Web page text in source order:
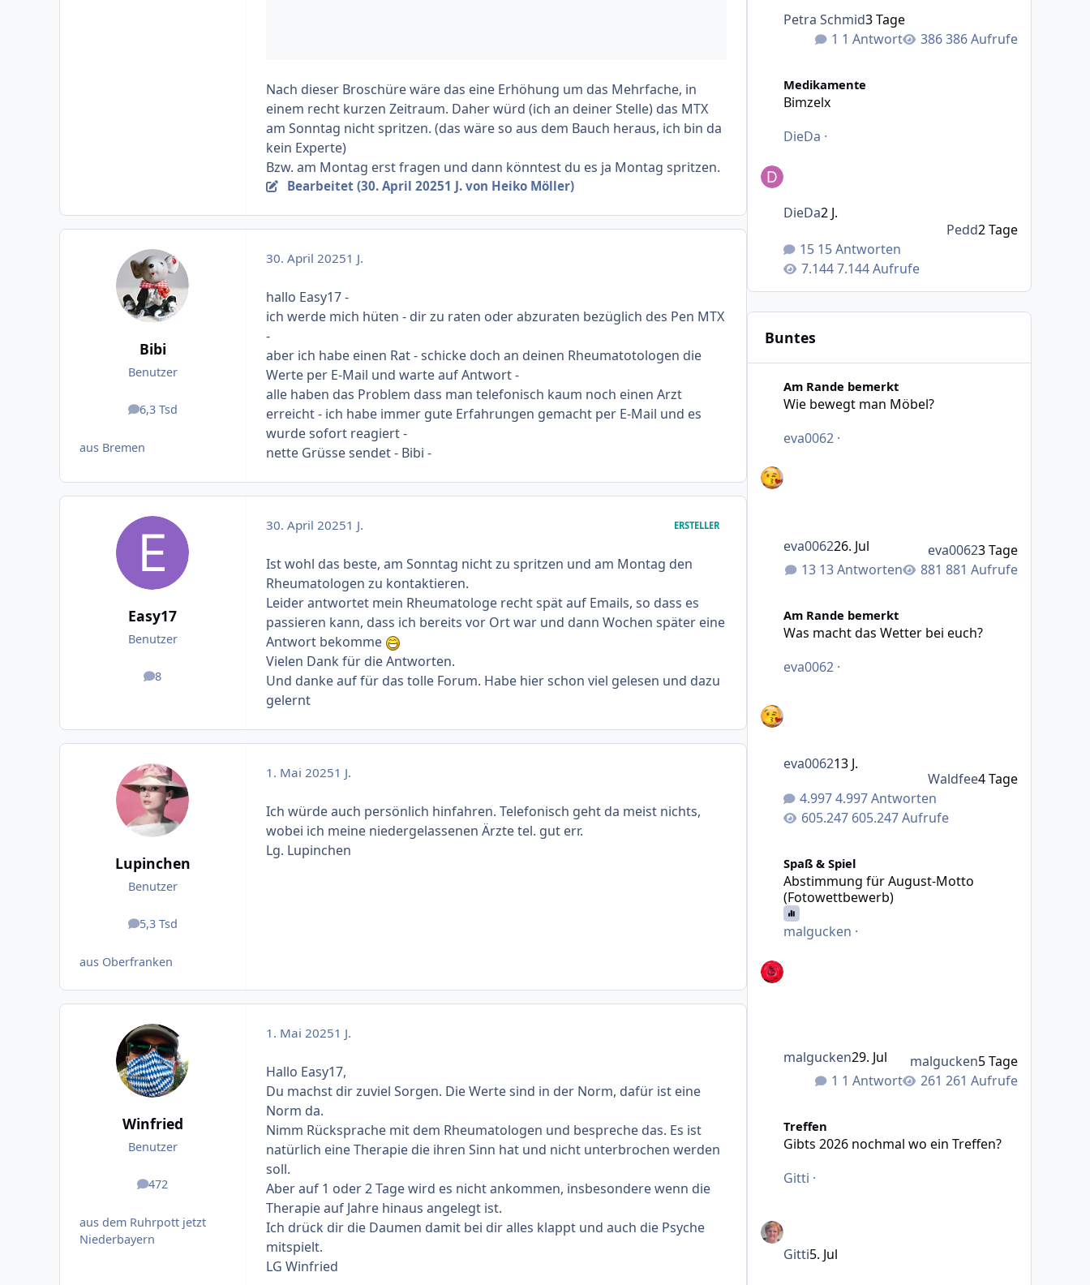
Nach dieser Broschüre wäre das eine Erhöhung um das Mehrfache, in
einem recht kurzen Zeitraum. Daher würd (ich an deiner Stelle) das MTX
am Sonntag nicht spritzen. (das wäre so aus dem Bauch heraus, ich bin da
kein Experte)
Bzw. am Montag erst fragen und dann könntest du es ja Montag spritzen.
Bearbeitet (30. April 20251 J. von Heiko Möller)
Bibi
Benutzer
6,3 Tsd
Beiträge
aus Bremen
30. April 20251 J.
hallo Easy17 -
ich werde mich hüten - dir zu raten oder abzuraten bezüglich des Pen MTX
-
aber ich habe einen Rat - schicke doch an deinen Rheumatotologen die
Werte per E-Mail und warte auf Antwort -
alle haben das Problem dass man telefonisch kaum noch einen Arzt
erreicht - ich habe immer gute Erfahrungen gemacht per E-Mail und es
wurde sofort reagiert -
nette Grüsse sendet - Bibi -
Easy17
Benutzer
8
Beiträge
30. April 20251 J. ERSTELLER
Ist wohl das beste, am Sonntag nicht zu spritzen und am Montag den
Rheumatologen zu kontaktieren.
Leider antwortet mein Rheumatologe recht spät auf Emails, so dass es
passieren kann, dass ich bereits vor Ort war und dann Wochen später eine
Antwort bekomme
Vielen Dank für die Antworten.
Und danke auf für das tolle Forum. Habe hier schon viel gelesen und dazu
gelernt
Lupinchen
Benutzer
5,3 Tsd
Beiträge
aus Oberfranken
1. Mai 20251 J.
Ich würde auch persönlich hinfahren. Telefonisch geht da meist nichts,
wobei ich meine niedergelassenen Ärzte tel. gut err.
Lg. Lupinchen
Winfried
Benutzer
472
Beiträge
aus dem Ruhrpott jetzt
Niederbayern
1. Mai 20251 J.
Hallo Easy17,
Du machst dir zuviel Sorgen. Die Werte sind in der Norm, dafür ist eine
Norm da.
Nimm Rücksprache mit dem Rheumatologen und bespreche das. Es ist
natürlich eine Therapie die ihren Sinn hat und nicht unterbrochen werden
soll.
Aber auf 1 oder 2 Tage wird es nicht ankommen, insbesondere wenn die
Therapie auf Jahre hinaus angelegt ist.
Ich drück dir die Daumen damit bei dir alles klappt und auch die Psyche
mitspielt.
LG Winfried
1 Antwort 386 Aufrufe
Petra Schmid3 Tage
Medikamente
Bimzelx
DieDa ·
15 Antworten
7.144 Aufrufe
DieDa2 J.
Pedd2 Tage
Buntes
Am Rande bemerkt
Wie bewegt man Möbel?
eva0062 ·
13 Antworten 881 Aufrufe
eva006226. Jul eva00623 Tage
Am Rande bemerkt
Was macht das Wetter bei euch?
eva0062 ·
4.997 Antworten
605.247 Aufrufe
eva006213 J.
Waldfee4 Tage
Spaß & Spiel
Abstimmung für August-Motto
(Fotowettbewerb)
malgucken ·
1 Antwort 261 Aufrufe
malgucken29. Jul malgucken5 Tage
Treffen
Gibts 2026 nochmal wo ein Treffen?
Gitti ·
Gitti5. Jul